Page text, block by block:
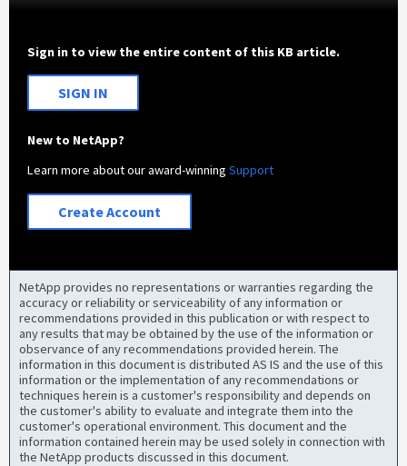
Sign in to view the entire content of this KB article.
SIGN IN
New to NetApp?
Learn more about our award-winningSupport
Create Account
NetApp provides no representations or warranties regarding the
accuracy or reliability or serviceability of any information or
recommendations provided in this publication or with respect to
any results that may be obtained by the use of the information or
observance of any recommendations provided herein. The
information in this document is distributed AS IS and the use of this
information or the implementation of any recommendations or
techniques herein is a customer's responsibility and depends on
the customer's ability to evaluate and integrate them into the
customer's operational environment. This document and the
information contained herein may be used solely in connection with
the NetApp products discussed in this document.